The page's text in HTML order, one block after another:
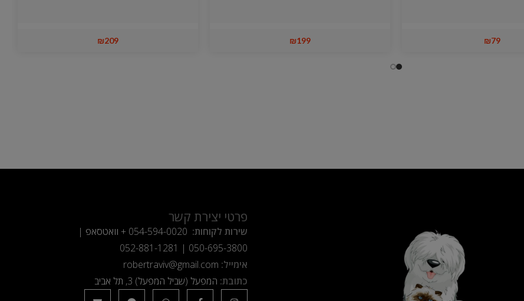
₪79
₪199
₪209
פרטי יצירת קשר
שירות לקוחות: 054-594-0020 + וואטסאפ |
050-695-3800
|
052-881-1281
אימייל: robertraviv@gmail.com
כתובת: המפעל (שביל המפעל) 3, תל אביב